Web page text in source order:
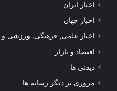
اخبار ایران
اخبار جهان
اخبار علمی, فرهنگی, ورزشی
اقتصاد و بازار
دیدنی ها
مروری بر دیگر رسانه ها